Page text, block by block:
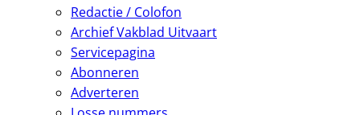
Redactie / Colofon
Archief Vakblad Uitvaart
Servicepagina
Abonneren
Adverteren